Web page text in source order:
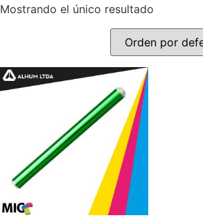
Mostrando el único resultado